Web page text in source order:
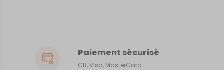
Paiement sécurisé
CB, Visa, MasterCard